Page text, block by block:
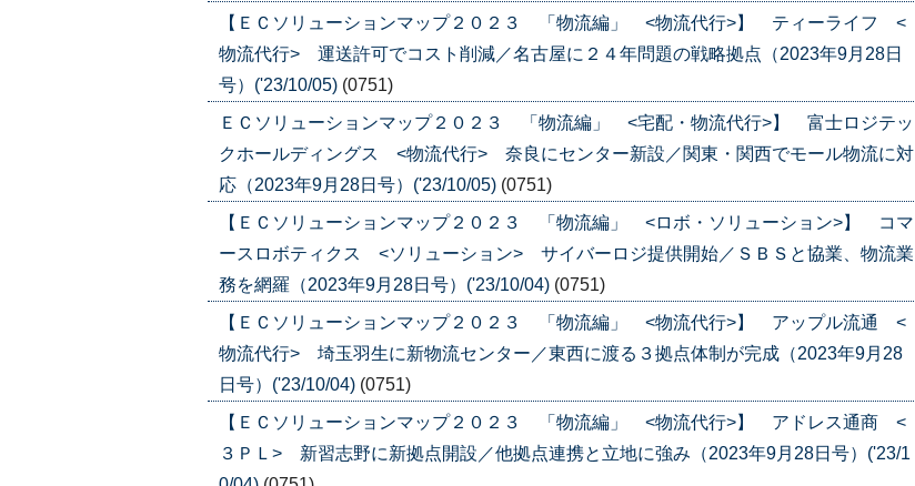
【ＥＣソリューションマップ２０２３ 「物流編」 <物流代行>】 ティーライフ <
物流代行> 運送許可でコスト削減／名古屋に２４年問題の戦略拠点（2023年9月28日
号）('23/10/05) (0751)
ＥＣソリューションマップ２０２３ 「物流編」 <宅配・物流代行>】 富士ロジテッ
クホールディングス <物流代行> 奈良にセンター新設／関東・関西でモール物流に対
応（2023年9月28日号）('23/10/05) (0751)
【ＥＣソリューションマップ２０２３ 「物流編」 <ロボ・ソリューション>】 コマ
ースロボティクス <ソリューション> サイバーロジ提供開始／ＳＢＳと協業、物流業
務を網羅（2023年9月28日号）('23/10/04) (0751)
【ＥＣソリューションマップ２０２３ 「物流編」 <物流代行>】 アップル流通 <
物流代行> 埼玉羽生に新物流センター／東西に渡る３拠点体制が完成（2023年9月28
日号）('23/10/04) (0751)
【ＥＣソリューションマップ２０２３ 「物流編」 <物流代行>】 アドレス通商 <
３ＰＬ> 新習志野に新拠点開設／他拠点連携と立地に強み（2023年9月28日号）('23/1